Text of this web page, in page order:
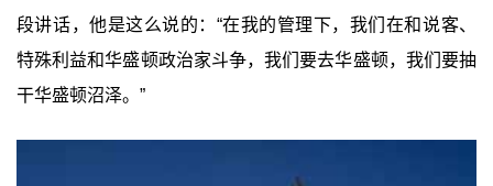
段讲话，他是这么说的：“在我的管理下，我们在和说客、
特殊利益和华盛顿政治家斗争，我们要去华盛顿，我们要抽
干华盛顿沼泽。”